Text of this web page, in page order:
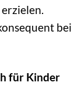
bei
für Kinder